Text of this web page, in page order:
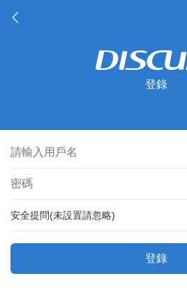
登錄
安全提問(未設置請忽略)
登錄